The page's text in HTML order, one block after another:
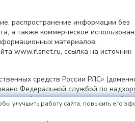
распространение информации без
а также коммерческое
материалов,
www.rlsnet.ru, ссылка на источник
средств России РЛС»
Федеральной службой по
и массовых коммуникаций
номер и дата принятия решения о
от 25 апреля 2023 г.
улучшить работу сайта, повысить его